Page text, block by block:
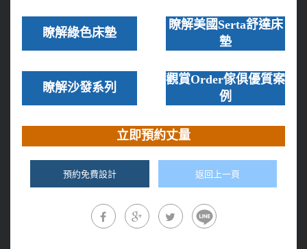
瞭解綠色床墊
瞭解美國Serta舒達床
墊
瞭解沙發系列
觀賞Order傢俱優質案
例
立即預約丈量
預約免費設計 返回上一頁